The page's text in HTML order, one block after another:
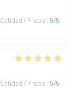
Calidad / Precio : 5/5
Calidad / Precio : 5/5